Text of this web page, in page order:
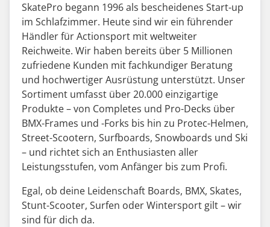
SkatePro begann 1996 als bescheidenes Start-up
im Schlafzimmer. Heute sind wir ein führender
Händler für Actionsport mit weltweiter
Reichweite. Wir haben bereits über 5 Millionen
zufriedene Kunden mit fachkundiger Beratung
und hochwertiger Ausrüstung unterstützt. Unser
Sortiment umfasst über 20.000 einzigartige
Produkte – von Completes und Pro-Decks über
BMX-Frames und -Forks bis hin zu Protec-Helmen,
Street-Scootern, Surfboards, Snowboards und Ski
– und richtet sich an Enthusiasten aller
Leistungsstufen, vom Anfänger bis zum Profi.
Egal, ob deine Leidenschaft Boards, BMX, Skates,
Stunt-Scooter, Surfen oder Wintersport gilt – wir
sind für dich da.